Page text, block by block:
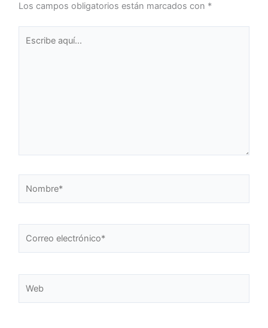
Los campos obligatorios están marcados con *
aquí...
electrónico*